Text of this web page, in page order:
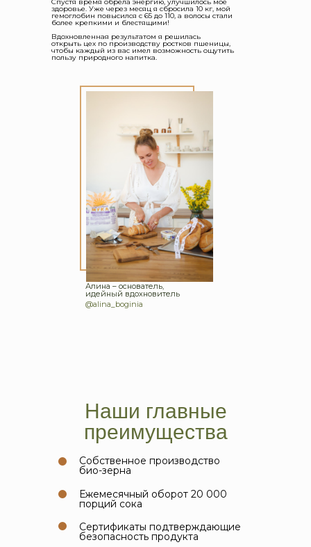
Алина – основатель,
идейный вдохновитель
@alina_boginia
здоровье. Уже через месяц я сбросила 10 кг, мой
гемоглобин повысился с 65 до 110, а волосы стали
более крепкими и блестящими!
Вдохновленная результатом я решилась
открыть цех по производству ростков пшеницы,
чтобы каждый из вас имел возможность ощутить
пользу природного напитка.
Наши главные
преимущества
Собственное производство
био-зерна
Ежемесячный оборот 20 000
порций сока
Сертификаты подтверждающие
безопасность продукта